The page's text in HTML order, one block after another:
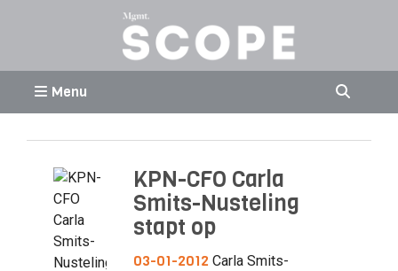
Menu
KPN-CFO Carla
Smits-Nusteling
stapt op
03-01-2012 Carla Smits-